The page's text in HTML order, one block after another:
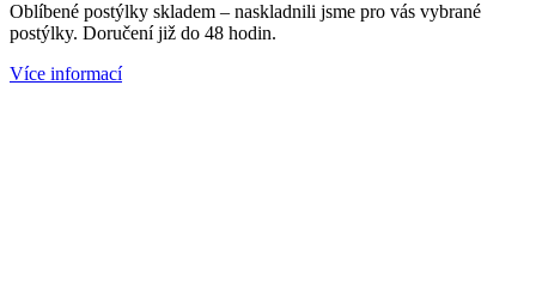
Oblíbené postýlky skladem – naskladnili jsme pro vás vybrané
postýlky. Doručení již do 48 hodin.
Více informací